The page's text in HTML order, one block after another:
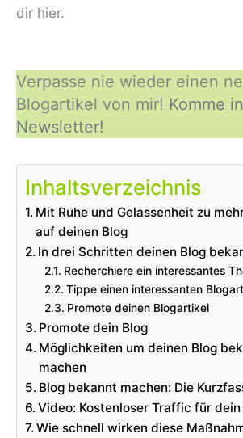
dir hier.
Verpasse nie wieder einen
Blogartikel von mir! Komme
Newsletter!
Inhaltsverzeichnis
Mit Ruhe und Gelassenheit zu
auf deinen Blog
In drei Schritten deinen Blog
Recherchiere ein interessantes
Tippe einen interessanten
Promote deinen Blogartikel
Promote dein Blog
Möglichkeiten um deinen Blog
machen
Blog bekannt machen: Die
Video: Kostenloser Traffic für dein
Wie schnell wirken diese